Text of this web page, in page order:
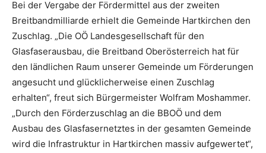
Bei der Vergabe der Fördermittel aus der zweiten
Breitbandmilliarde erhielt die Gemeinde Hartkirchen den
Zuschlag. „Die OÖ Landesgesellschaft für den
Glasfaserausbau, die Breitband Oberösterreich hat für
den ländlichen Raum unserer Gemeinde um Förderungen
angesucht und glücklicherweise einen Zuschlag
erhalten“, freut sich Bürgermeister Wolfram Moshammer.
„Durch den Förderzuschlag an die BBOÖ und dem
Ausbau des Glasfasernetztes in der gesamten Gemeinde
wird die Infrastruktur in Hartkirchen massiv aufgewertet“,